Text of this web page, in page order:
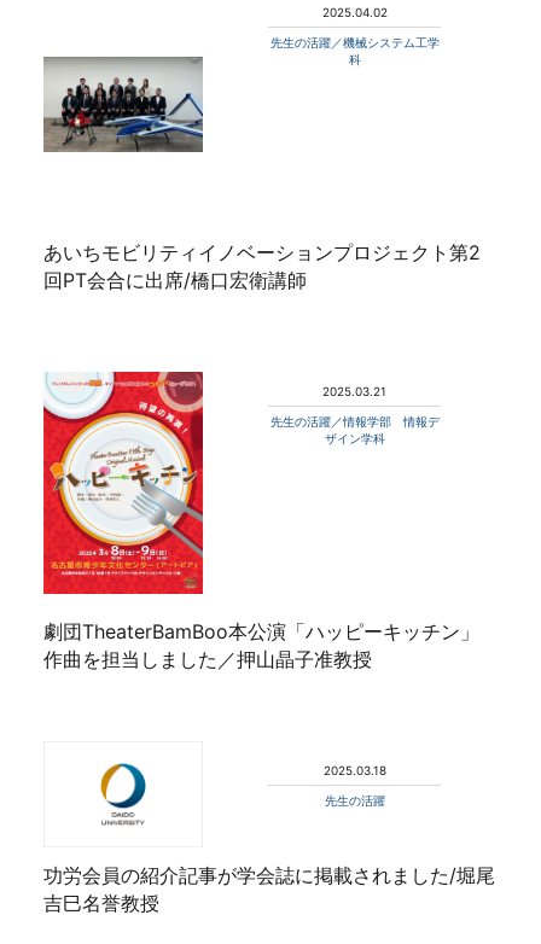
2025.04.02
先生の活躍／機械システム工学
科
あいちモビリティイノベーションプロジェクト第2
回PT会合に出席/橋口宏衛講師
2025.03.21
先生の活躍／情報学部 情報デ
ザイン学科
劇団TheaterBamBoo本公演「ハッピーキッチン」
作曲を担当しました／押山晶子准教授
2025.03.18
先生の活躍
功労会員の紹介記事が学会誌に掲載されました/堀尾
吉巳名誉教授